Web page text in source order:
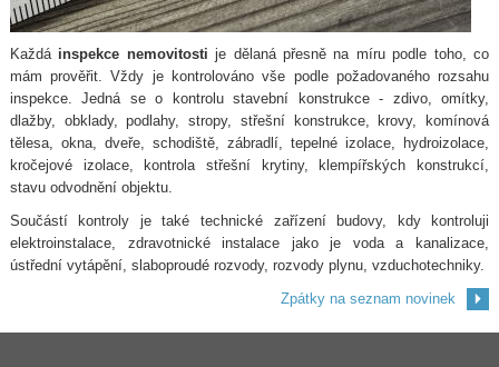
Každá inspekce nemovitosti je dělaná přesně na míru podle toho, co
mám prověřit. Vždy je kontrolováno vše podle požadovaného rozsahu
inspekce. Jedná se o kontrolu stavební konstrukce - zdivo, omítky,
dlažby, obklady, podlahy, stropy, střešní konstrukce, krovy, komínová
tělesa, okna, dveře, schodiště, zábradlí, tepelné izolace, hydroizolace,
kročejové izolace, kontrola střešní krytiny, klempířských konstrukcí,
stavu odvodnění objektu.
Součástí kontroly je také technické zařízení budovy, kdy kontroluji
elektroinstalace, zdravotnické instalace jako je voda a kanalizace,
ústřední vytápění, slaboproudé rozvody, rozvody plynu, vzduchotechniky.
Zpátky na seznam novinek